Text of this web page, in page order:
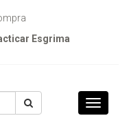
Esgrima
Toggle